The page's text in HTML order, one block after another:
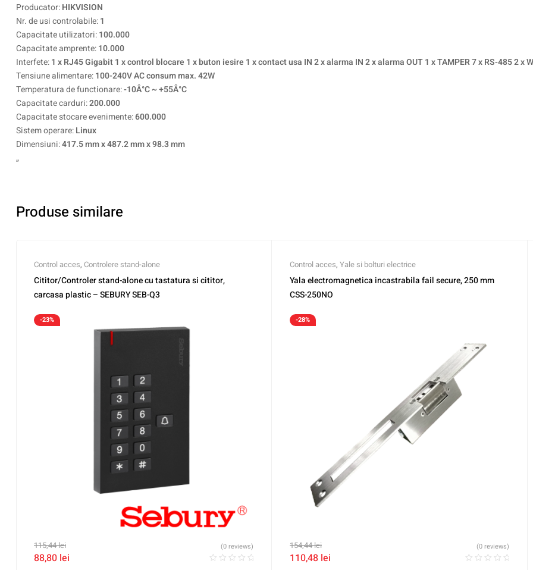
Producator:HIKVISION
Nr. de usi controlabile:1
Capacitate utilizatori:100.000
Capacitate amprente:10.000
Interfete:1 x RJ45 Gigabit 1 x control blocare 1 x buton iesire 1 x contact usa IN 2 x alarma IN 2 x alarma OUT 1 x TAMPER 7 x RS-485 2 x
Tensiune alimentare:100-240V AC consum max. 42W
Temperatura de functionare:-10Â°C ~ +55Â°C
Capacitate carduri:200.000
Capacitate stocare evenimente:600.000
Sistem operare:Linux
Dimensiuni:417.5 mm x 487.2 mm x 98.3 mm
„
Produse similare
Control acces, Controlere stand-alone
Cititor/Controler stand-alone cu tastatura si cititor,
carcasa plastic – SEBURY SEB-Q3
-23%
115,44lei
88,80 lei
(0 reviews)
Control acces, Yale si bolturi electrice
Yala electromagnetica incastrabila fail secure, 250 mm
CSS-250NO
-28%
154,44lei
110,48 lei
(0 reviews)